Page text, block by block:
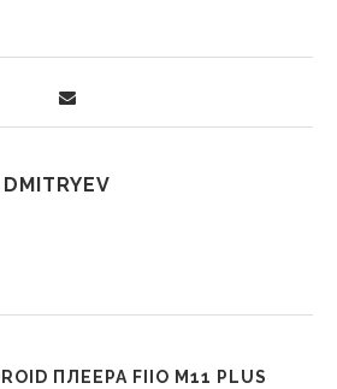
ПЛЕЕРА FIIO M11 PLUS